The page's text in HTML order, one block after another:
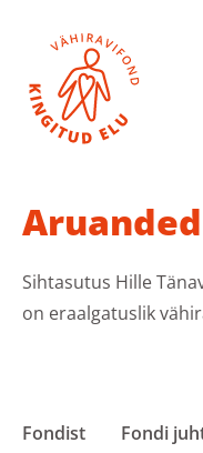
Tee annetus
Vähiravifondist
Kingitud Elu lood
Abivajajale
Sihtasutus Hille
on eraalgatuslik
Fondist Fondi